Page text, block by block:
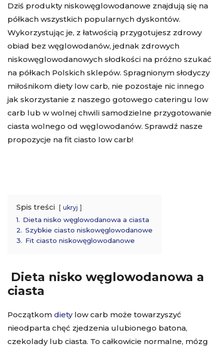
Dziś produkty niskowęglowodanowe znajdują się na
półkach wszystkich popularnych dyskontów.
Wykorzystując je, z łatwością przygotujesz zdrowy
obiad bez węglowodanów, jednak zdrowych
niskowęglowodanowych słodkości na próżno szukać
na półkach Polskich sklepów. Spragnionym słodyczy
miłośnikom diety low carb, nie pozostaje nic innego
jak skorzystanie z naszego gotowego cateringu low
carb lub w wolnej chwili samodzielne przygotowanie
ciasta wolnego od węglowodanów. Sprawdź nasze
propozycje na fit ciasto low carb!
Spis treści ukryj
1. Dieta nisko węglowodanowa a ciasta
2. Szybkie ciasto niskowęglowodanowe
3. Fit ciasto niskowęglowodanowe
Dieta nisko węglowodanowa a
ciasta
Początkom dietylow carb może towarzyszyć
nieodparta chęć zjedzenia ulubionego batona,
czekolady lub ciasta. To całkowicie normalne, mózg